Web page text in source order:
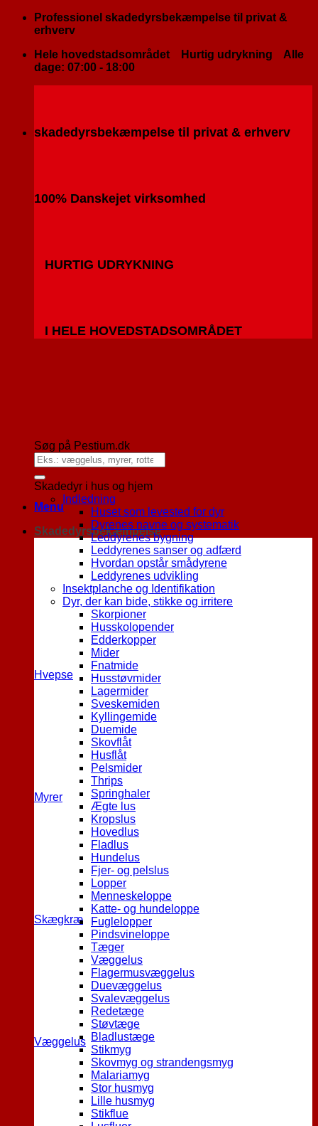
FortsætProfessionel skadedyrsbekæmpelse til privat &
erhverv
Hele hovedstadsområdet
Hurtig udrykning
Alle
dage: 07:00 - 18:00
skadedyrsbekæmpelse til privat & erhverv
100% Danskejet virksomhed
HURTIG UDRYKNING
I HELE HOVEDSTADSOMRÅDET
Menu
Skadedyrsbekæmpelse
Hvepse
Myrer
Skægkræ
Væggelus
Søg på Pestium.dk
Skadedyr i hus og hjem
Indledning
Huset som levested for dyr
Dyrenes navne og systematik
Leddyrenes bygning
Leddyrenes sanser og adfærd
Hvordan opstår smådyrene
Leddyrenes udvikling
Insektplanche og Identifikation
Dyr, der kan bide, stikke og irritere
Skorpioner
Husskolopender
Edderkopper
Mider
Fnatmide
Husstøvmider
Lagermider
Sveskemiden
Kyllingemide
Duemide
Skovflåt
Husflåt
Pelsmider
Thrips
Springhaler
Ægte lus
Kropslus
Hovedlus
Fladlus
Hundelus
Fjer- og pelslus
Lopper
Menneskeloppe
Katte- og hundeloppe
Fuglelopper
Pindsvineloppe
Tæger
Væggelus
Flagermusvæggelus
Duevæggelus
Svalevæggelus
Redetæge
Støvtæge
Bladlustæge
Stikmyg
Skovmyg og strandengsmyg
Malariamyg
Stor husmyg
Lille husmyg
Stikflue